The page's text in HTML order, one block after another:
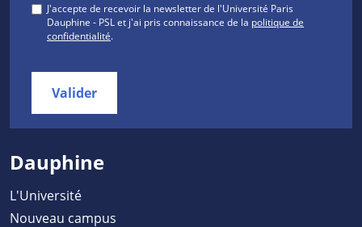
J'accepte de recevoir la newsletter de l'Université Paris
Dauphine - PSL et j'ai pris connaissance de la politique de
confidentialité.
Valider
Dauphine
L'Université
Nouveau campus